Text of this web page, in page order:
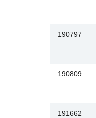
190797
190809
191662